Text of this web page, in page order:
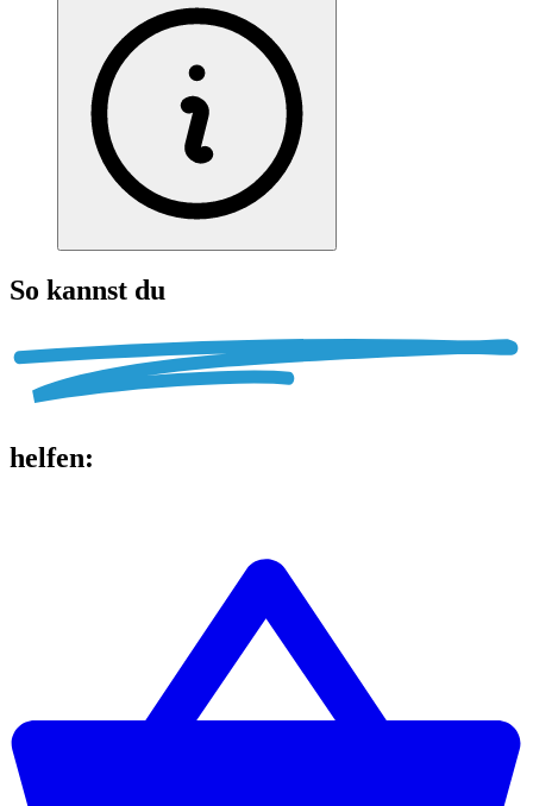
So kannst du
helfen: